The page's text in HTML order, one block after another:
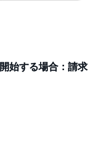
始する場合：請求